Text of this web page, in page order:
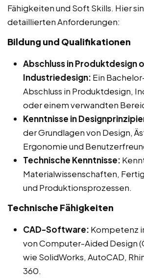
Fähigkeiten und Soft Skills. Hier
detaillierten Anforderungen:
Bildung und Qualifikationen
Abschluss in Produktdesign
Industriedesign: Ein
Abschluss in Produktdesign,
oder einem verwandten
Kenntnisse in
der Grundlagen von Design,
Ergonomie und
Technische Kenntnisse:
Materialwissenschaften,
und Produktionsprozessen.
Technische Fähigkeiten
CAD-Software: Kompetenz
von Computer-Aided Design
wie SolidWorks, AutoCAD,
360.